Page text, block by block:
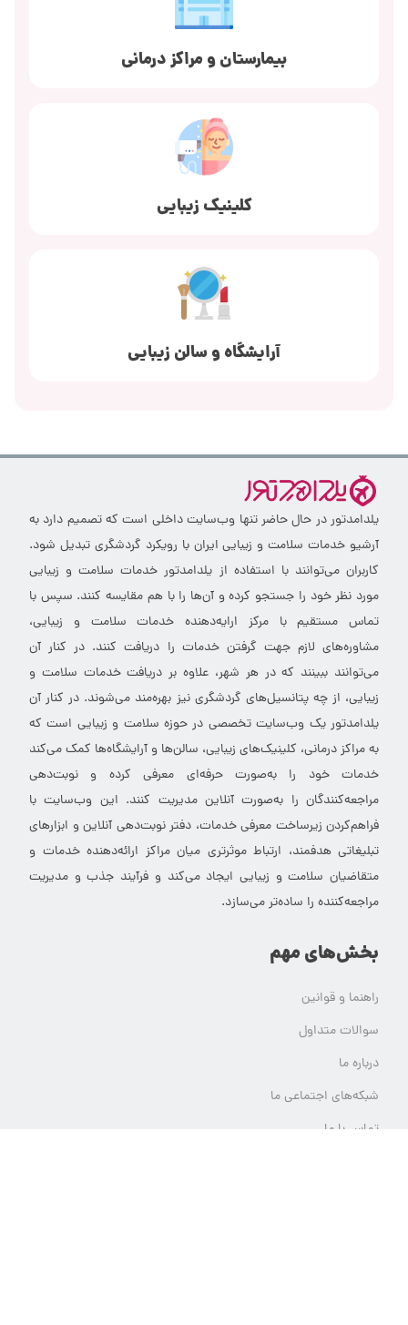
بیمارستان و مراکز درمانی
کلینیک زیبایی
آرایشگاه و سالن زیبایی
یلدامدتور در حال حاضر تنها وب‌سایت داخلی است که تصمیم دارد به
آرشیو خدمات سلامت و زیبایی ایران با رویکرد گردشگری تبدیل شود.
کاربران می‌توانند با استفاده از یلدامدتور خدمات سلامت و زیبایی
مورد نظر خود را جستجو کرده و آن‌ها را با هم مقایسه کنند. سپس با
تماس مستقیم با مرکز ارایه‌دهنده خدمات سلامت و زیبایی،
مشاوره‌های لازم جهت گرفتن خدمات را دریافت کنند. در کنار آن
می‌توانند ببینند که در هر شهر، علاوه بر دریافت خدمات سلامت و
زیبایی، از چه پتانسیل‌های گردشگری نیز بهره‌مند می‌شوند. در کنار آن
یلدامدتور یک وب‌سایت تخصصی در حوزه سلامت و زیبایی است که
به مراکز درمانی، کلینیک‌های زیبایی، سالن‌ها و آرایشگاه‌ها کمک می‌کند
خدمات خود را به‌صورت حرفه‌ای معرفی کرده و نوبت‌دهی
مراجعه‌کنندگان را به‌صورت آنلاین مدیریت کنند. این وب‌سایت با
فراهم‌کردن زیرساخت معرفی خدمات، دفتر نوبت‌دهی آنلاین و ابزارهای
تبلیغاتی هدفمند، ارتباط موثرتری میان مراکز ارائه‌دهنده خدمات و
متقاضیان سلامت و زیبایی ایجاد می‌کند و فرآیند جذب و مدیریت
مراجعه‌کننده را ساده‌تر می‌سازد.
بخش‌های مهم
راهنما و قوانین
سوالات متداول
درباره ما
شبکه‌های اجتماعی ما
تماس با ما